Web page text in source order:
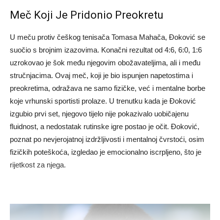
Meč Koji Je Pridonio Preokretu
U meču protiv češkog tenisača Tomasa Mahača, Đoković se
suočio s brojnim izazovima. Konačni rezultat od 4:6, 6:0, 1:6
uzrokovao je šok među njegovim obožavateljima, ali i među
stručnjacima. Ovaj meč, koji je bio ispunjen napetostima i
preokretima, odražava ne samo fizičke, već i mentalne borbe
koje vrhunski sportisti prolaze. U trenutku kada je Đoković
izgubio prvi set, njegovo tijelo nije pokazivalo uobičajenu
fluidnost, a nedostatak rutinske igre postao je očit. Đoković,
poznat po nevjerojatnoj izdržljivosti i mentalnoj čvrstoći, osim
fizičkih poteškoća, izgledao je emocionalno iscrpljeno, što je
rijetkost za njega.